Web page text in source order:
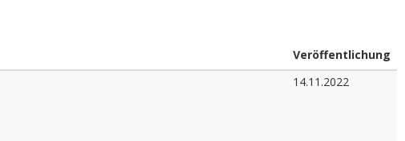
Veröffentlichung
14.11.2022